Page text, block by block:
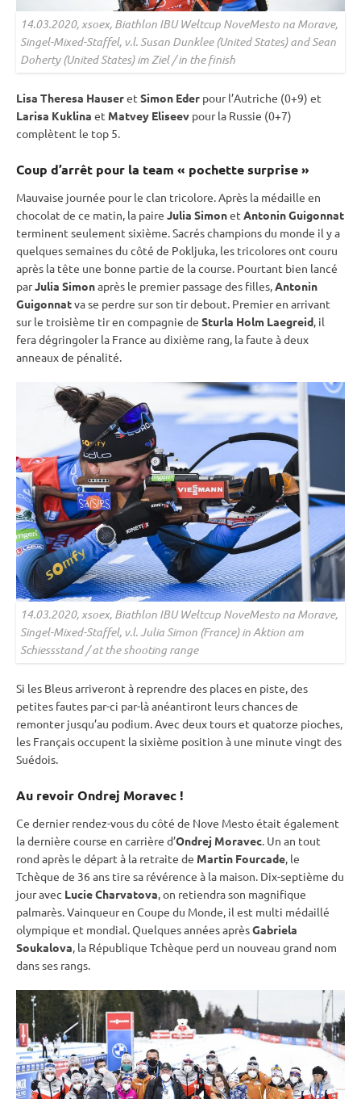
14.03.2020, xsoex, Biathlon IBUWeltcup NoveMesto na Morave,
Singel-Mixed-Staffel, v.l. Susan Dunklee (United States) and Sean
Doherty (United States) im Ziel / in the finish
Lisa Theresa Hauseret Simon Eder pour l’Autriche (0+9) et
Larisa Kuklina et Matvey Eliseev pour la Russie (0+7)
complètent le top 5.
Coup d’arrêt pour la team « pochette surprise »
Mauvaise journée pour le clan tricolore. Après la médaille en
chocolat de ce matin, la paire Julia Simonet Antonin Guigonnat
terminent seulement sixième. Sacrés champions du monde il y a
quelques semaines du côté de Pokljuka, les tricolores ont couru
après la tête une bonne partie de la course. Pourtant bien lancé
parJulia Simonaprès le premier passage des filles,Antonin
Guigonnatva se perdre sur son tirdebout. Premier en arrivant
sur le troisième tir en compagnie de Sturla Holm Laegreid, il
fera dégringoler la France au dixième rang, la faute à deux
anneaux de pénalité.
14.03.2020, xsoex, Biathlon IBUWeltcup NoveMesto na Morave,
Singel-Mixed-Staffel, v.l. Julia Simon (France) in Aktion am
Schiessstand / at the shooting range
Si les Bleus arriveront à reprendre des places en piste, des
petites fautes par-ci par-là anéantiront leurs chances de
remonter jusqu’au podium. Avec deux tours et quatorze pioches,
les Français occupent la sixième position à une minute vingt des
Suédois.
Au revoir Ondrej Moravec !
Ce dernier rendez-vous du côté de Nove Mesto était également
la dernière course en carrière d’Ondrej Moravec. Un an tout
rond après le départ à la retraite de Martin Fourcade, le
Tchèque de 36 ans tire sa révérence à la maison. Dix-septième du
jour avec Lucie Charvatova, on retiendra son magnifique
palmarès. Vainqueur en Coupe du Monde, il est multi médaillé
olympique et mondial. Quelques années aprèsGabriela
Soukalova, la République Tchèque perd un nouveau grand nom
dans ses rangs.